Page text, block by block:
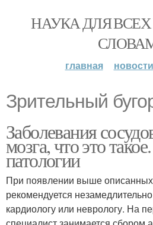
НАУКА ДЛЯ
главная новости
Зрительный
Заболевания
мозга, что это
патологии
При появлении выше
рекомендуется
кардиологу или неврологу. На